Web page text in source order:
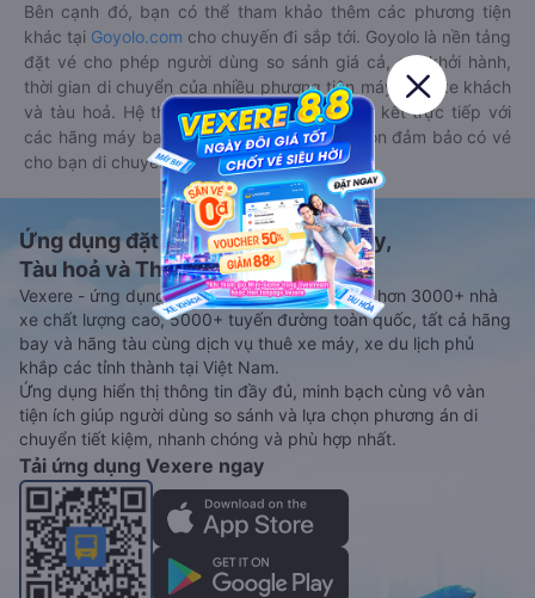
Bên cạnh đó, bạn có thể tham khảo thêm các phương tiện
khác tại Goyolo.com cho chuyến đi sắp tới. Goyolo là nền tảng
đặt vé cho phép người dùng so sánh giá cả, giờ khởi hành,
thời gian di chuyển của nhiều phương tiện máy bay, xe khách
và tàu hoả. Hệ thống của Goyolo được liên kết trực tiếp với
các hãng máy bay, xe khách và tàu hoả, luôn đảm bảo có vé
cho bạn di chuyển.
Ứng dụng đặt vé Xe khách, Máy bay,
Tàu hoả và Thuê xe
Vexere - ứng dụng đặt vé đa phương tiện với hơn 3000+ nhà
xe chất lượng cao, 5000+ tuyến đường toàn quốc, tất cả hãng
bay và hãng tàu cùng dịch vụ thuê xe máy, xe du lịch phủ
khắp các tỉnh thành tại Việt Nam.
Ứng dụng hiển thị thông tin đầy đủ, minh bạch cùng vô vàn
tiện ích giúp người dùng so sánh và lựa chọn phương án di
chuyển tiết kiệm, nhanh chóng và phù hợp nhất.
Tải ứng dụng Vexere ngay